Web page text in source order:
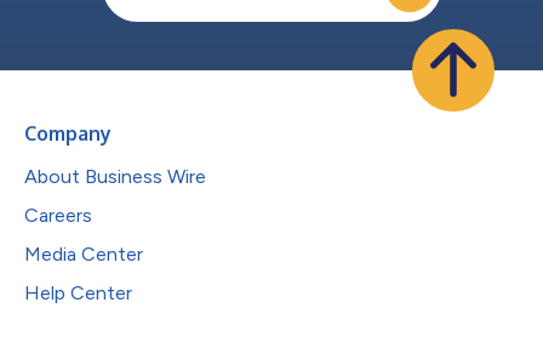
Company
About Business Wire
Careers
Media Center
Help Center